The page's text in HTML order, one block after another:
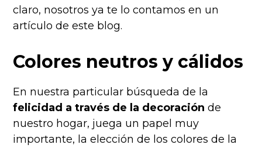
claro, nosotros ya te lo contamos en un
artículo de este blog.
Colores neutros y cálidos
En nuestra particular búsqueda de la
felicidad a través de la decoración de
nuestro hogar, juega un papel muy
importante, laelección de los colores de la